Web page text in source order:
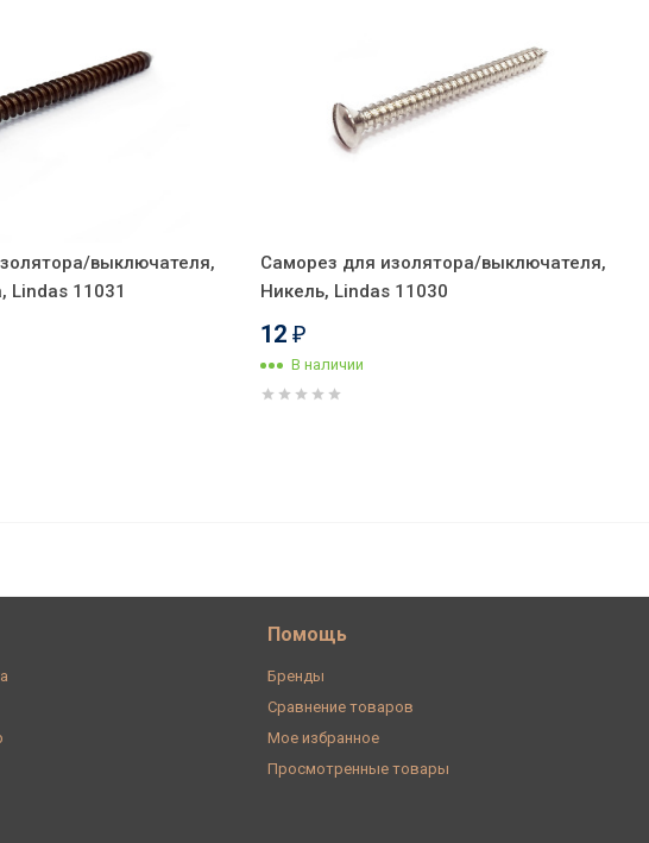
выключателя,
Lindas 11031
Саморез для изолятора/выключателя,
Никель, Lindas 11030
12 ₽
В наличии
Помощь
Бренды
Сравнение товаров
Мое избранное
Просмотренные товары